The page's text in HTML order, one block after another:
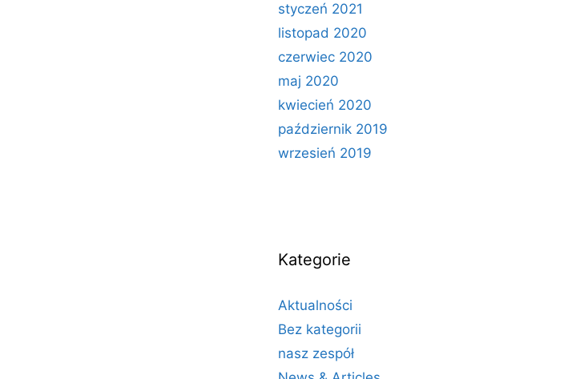
styczeń 2021
listopad 2020
czerwiec 2020
maj 2020
kwiecień 2020
październik 2019
wrzesień 2019
Kategorie
Aktualności
Bez kategorii
nasz zespół